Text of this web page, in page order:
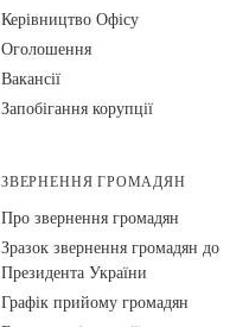
Керівництво Офісу
Оголошення
Вакансії
Запобігання корупції
ЗВЕРНЕННЯ ГРОМАДЯН
Про звернення громадян
Зразок звернення громадян до
Президента України
Графік прийому громадян